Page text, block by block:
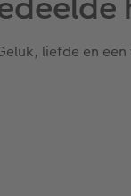
liefde en